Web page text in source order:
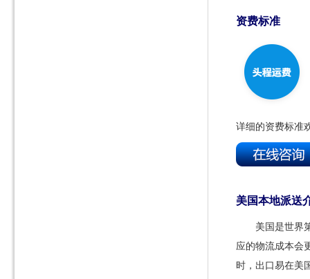
资费标准
详细的资费标准
美国本地派送
美国是世界
应的物流成本会
时，出口易在美